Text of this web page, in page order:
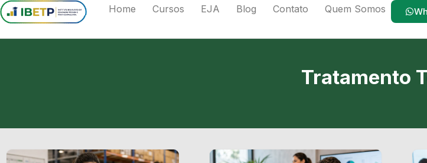
Home Cursos EJA Blog Contato Quem Somos
Tratamento